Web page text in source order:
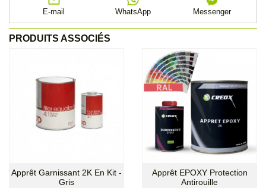
E-mail WhatsApp Messenger
PRODUITS ASSOCIÉS
Apprêt Garnissant 2K En Kit -
Gris
Apprêt EPOXY Protection
Antirouille